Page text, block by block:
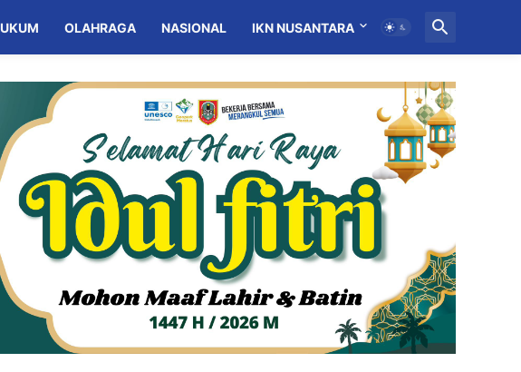
OLAHRAGA NASIONAL IKN NUSANTARA MITRA